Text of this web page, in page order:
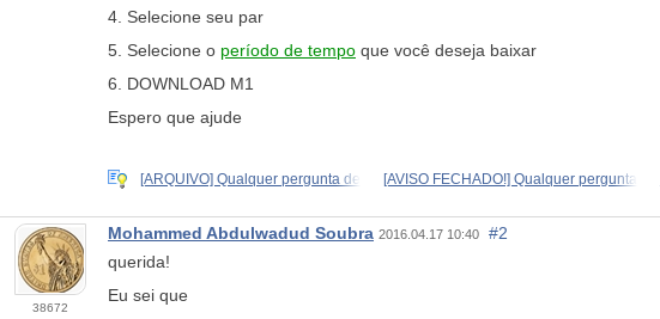
4. Selecione seu par
5. Selecione o período de tempo que você deseja baixar
6. DOWNLOAD M1
Espero que ajude
[ARQUIVO] Qualquer pergunta de [AVISO FECHADO!] Qualquer pergunta
38672
Mohammed Abdulwadud Soubra 2016.04.17 10:40
#2
querida!
Eu sei que